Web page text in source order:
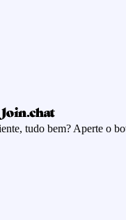
tudo bem? Aperte o